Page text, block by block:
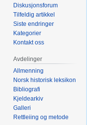
Diskusjonsforum
Tilfeldig artikkel
Siste endringer
Kategorier
Kontakt oss
Avdelinger
Allmenning
Norsk historisk leksikon
Bibliografi
Kjeldearkiv
Galleri
Rettleiing og metode